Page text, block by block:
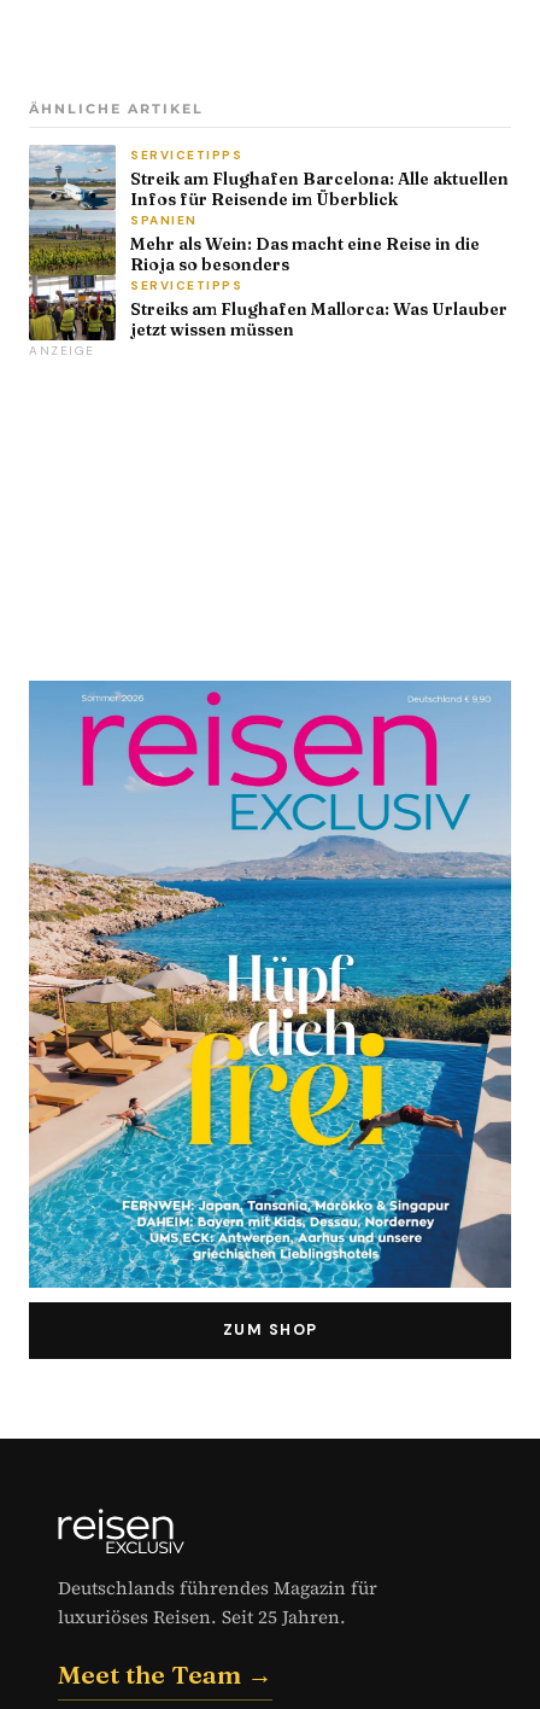
ZUM SHOP
ÄHNLICHE ARTIKEL
SERVICETIPPS
Streik am Flughafen Barcelona: Alle aktuellen
Infos für Reisende im Überblick
SPANIEN
Mehr als Wein: Das macht eine Reise in die
Rioja so besonders
SERVICETIPPS
Streiks am Flughafen Mallorca: Was Urlauber
jetzt wissen müssen
ANZEIGE
Deutschlands führendes Magazin für
luxuriöses Reisen. Seit 25 Jahren.
Meet the Team →